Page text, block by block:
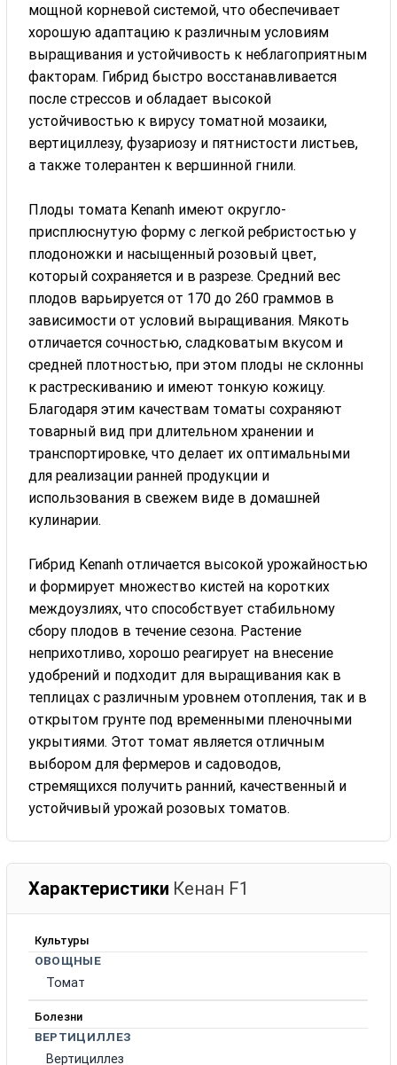
мощной корневой системой, что обеспечивает
хорошую адаптацию к различным условиям
выращивания и устойчивость к неблагоприятным
факторам. Гибрид быстро восстанавливается
после стрессов и обладает высокой
устойчивостью к вирусу томатной мозаики,
вертициллезу, фузариозу и пятнистости листьев,
а также толерантен к вершинной гнили.
Плоды томата Kenanh имеют округло-
присплюснутую форму с легкой ребристостью у
плодоножки и насыщенный розовый цвет,
который сохраняется и в разрезе. Средний вес
плодов варьируется от 170 до 260 граммов в
зависимости от условий выращивания. Мякоть
отличается сочностью, сладковатым вкусом и
средней плотностью, при этом плоды не склонны
к растрескиванию и имеют тонкую кожицу.
Благодаря этим качествам томаты сохраняют
товарный вид при длительном хранении и
транспортировке, что делает их оптимальными
для реализации ранней продукции и
использования в свежем виде в домашней
кулинарии.
Гибрид Kenanh отличается высокой урожайностью
и формирует множество кистей на коротких
междоузлиях, что способствует стабильному
сбору плодов в течение сезона. Растение
неприхотливо, хорошо реагирует на внесение
удобрений и подходит для выращивания как в
теплицах с различным уровнем отопления, так и в
открытом грунте под временными пленочными
укрытиями. Этот томат является отличным
выбором для фермеров и садоводов,
стремящихся получить ранний, качественный и
устойчивый урожай розовых томатов.
Характеристики Кенан F1
Культуры
ОВОЩНЫЕ
Томат
Болезни
ВЕРТИЦИЛЛЕЗ
Вертициллез